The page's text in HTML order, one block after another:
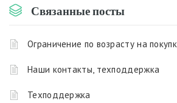
Связанные посты
Ограничение по возрасту на
Наши контакты, техподдержка
Техподдержка